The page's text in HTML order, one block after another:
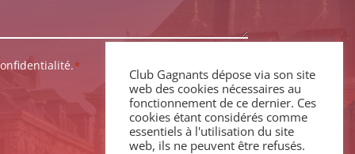
*
Club Gagnants dépose via son site
web des cookies nécessaires au
fonctionnement de ce dernier. Ces
cookies étant considérés comme
essentiels à l'utilisation du site
web, ils ne peuvent être refusés.